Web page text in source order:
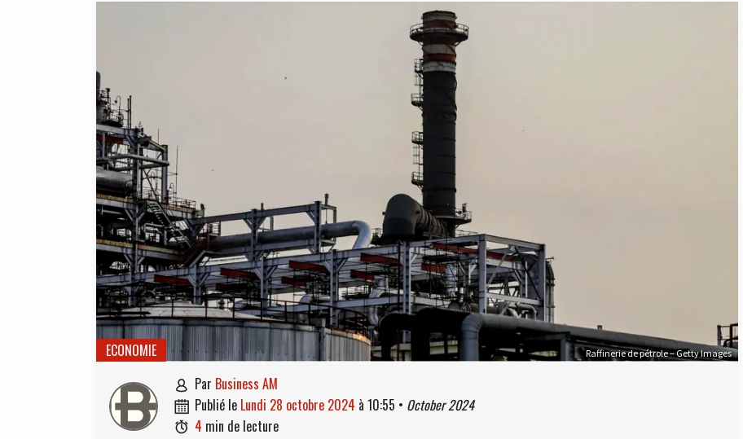
Raffinerie de pétrole – Getty Images
ECONOMIE
 par Business AM
 publié le lundi 28 octobre 2024 à 10:55 • October 2024
 4 min de lecture